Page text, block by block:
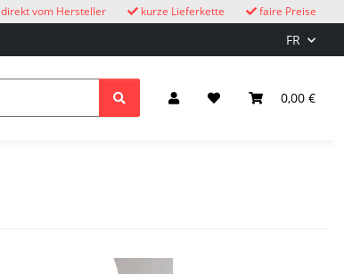
faire Preise
kurze Lieferkette
direkt vom Hersteller
FR
0,00 €
Éclairage et électricité